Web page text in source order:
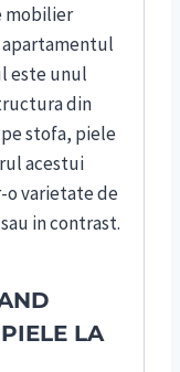
mobilier
este unul
din
pe stofa, piele
acestui
varietate de
in contrast.
LA